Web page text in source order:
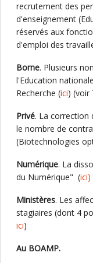
recrutement des
d'enseignement
réservés aux
d'emploi des
Borne. Plusieurs
l'Education
Recherche (ici) (voir
Privé. La correction
le nombre de
(Biotechnologies
Numérique. La
du Numérique" (ici)
Ministères. Les
stagiaires (dont 4
ici)
Au BOAMP.